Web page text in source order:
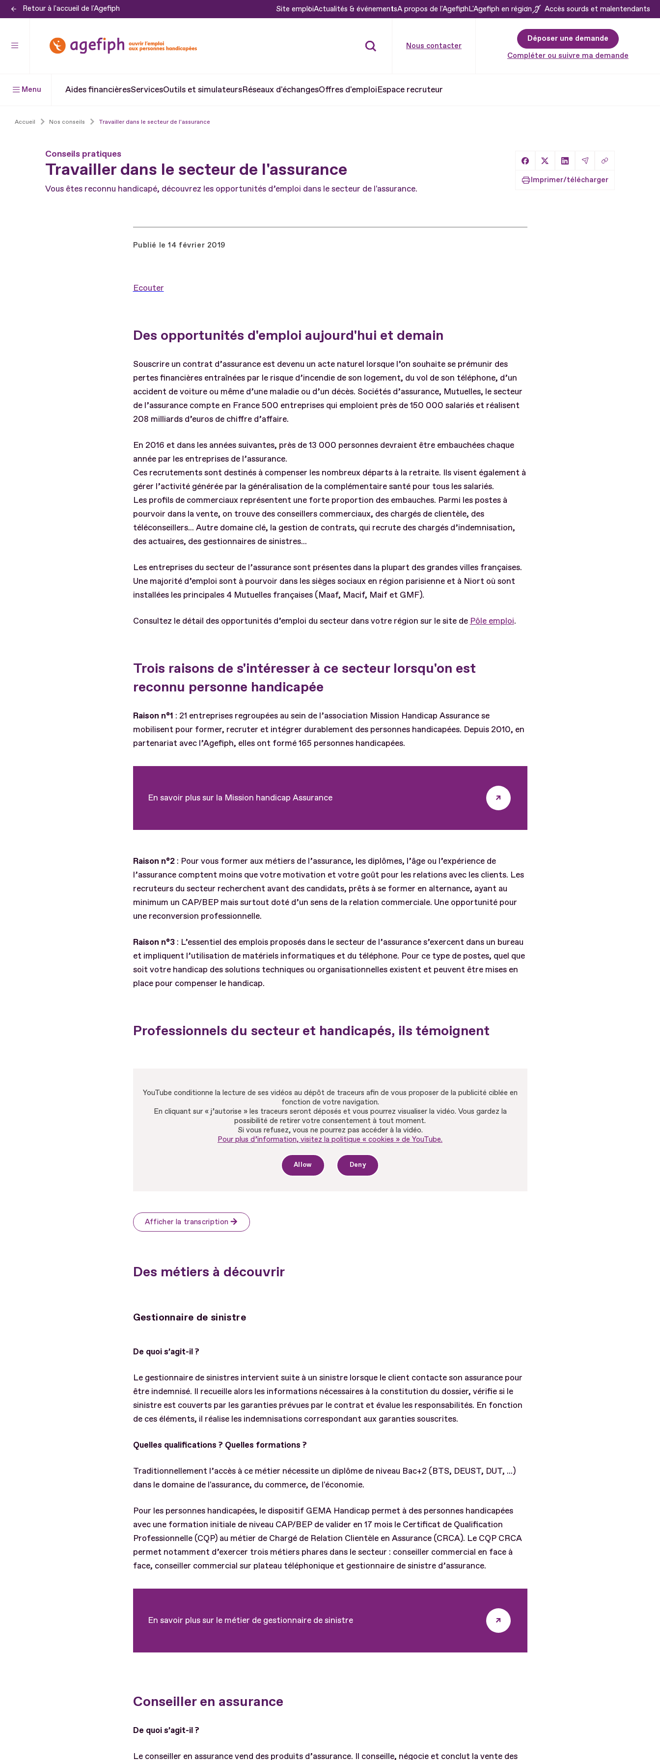
Aller
contenu
Retour à l'accueil de l'Agefiph Site emploiActualités & événementsA propos de l'AgefiphL'Agefiph en région Accès sourds et malentendants
Nous contacter
Déposer une demande
Compléter ou suivre ma demande
Menu Aides financièresServicesOutils et simulateursRéseaux d'échangesOffres d'emploiEspace recruteur
Accueil Nos conseils Travailler dans le secteur de l'assurance
Conseils pratiques
Travailler dans le secteur de l'assurance
Vous êtes reconnu handicapé, découvrez les opportunités d’emploi dans le secteur de l'assurance.
Partager sur Facebook
Partager sur X
Partager sur LinkedIn
Partager par Email
Copier le lien
Imprimer/télécharger
Publié le 14 février 2019
Ecouter
Des opportunités d'emploi aujourd'hui et demain
Souscrire un contrat d’assurance est devenu un acte naturel lorsque l’on souhaite se prémunir des
pertes financières entraînées par le risque d’incendie de son logement, du vol de son téléphone, d’un
accident de voiture ou même d’une maladie ou d’un décès. Sociétés d’assurance, Mutuelles, le secteur
de l’assurance compte en France 500 entreprises qui emploient près de 150 000 salariés et réalisent
208 milliards d’euros de chiffre d’affaire.
En 2016 et dans les années suivantes, près de 13 000 personnes devraient être embauchées chaque
année par les entreprises de l’assurance.
Ces recrutements sont destinés à compenser les nombreux départs à la retraite. Ils visent également à
gérer l’activité générée par la généralisation de la complémentaire santé pour tous les salariés.
Les profils de commerciaux représentent une forte proportion des embauches. Parmi les postes à
pourvoir dans la vente, on trouve des conseillers commerciaux, des chargés de clientèle, des
téléconseillers... Autre domaine clé, la gestion de contrats, qui recrute des chargés d’indemnisation,
des actuaires, des gestionnaires de sinistres...
Les entreprises du secteur de l’assurance sont présentes dans la plupart des grandes villes françaises.
Une majorité d’emploi sont à pourvoir dans les sièges sociaux en région parisienne et à Niort où sont
installées les principales 4 Mutuelles françaises (Maaf, Macif, Maif et GMF).
Consultez le détail des opportunités d’emploi du secteur dans votre région sur le site de Pôle emploi.
Trois raisons de s'intéresser à ce secteur lorsqu'on est
reconnu personne handicapée
Raison n°1 : 21 entreprises regroupées au sein de l’association Mission Handicap Assurance se
mobilisent pour former, recruter et intégrer durablement des personnes handicapées. Depuis 2010, en
partenariat avec l’Agefiph, elles ont formé 165 personnes handicapées.
En savoir plus sur la Mission handicap Assurance
Raison n°2: Pour vous former aux métiers de l’assurance, les diplômes, l’âge ou l’expérience de
l’assurance comptent moins que votre motivation et votre goût pour les relations avec les clients. Les
recruteurs du secteur recherchent avant des candidats, prêts à se former en alternance, ayant au
minimum un CAP/BEP mais surtout doté d’un sens de la relation commerciale. Une opportunité pour
une reconversion professionnelle.
Raison n°3 : L’essentiel des emplois proposés dans le secteur de l’assurance s’exercent dans un bureau
et impliquent l’utilisation de matériels informatiques et du téléphone. Pour ce type de postes, quel que
soit votre handicap des solutions techniques ou organisationnelles existent et peuvent être mises en
place pour compenser le handicap.
Professionnels du secteur et handicapés, ils témoignent
YouTube conditionne la lecture de ses vidéos au dépôt de traceurs afin de vous proposer de la publicité ciblée en
fonction de votre navigation.
En cliquant sur « j’autorise » les traceurs seront déposés et vous pourrez visualiser la vidéo. Vous gardez la
possibilité de retirer votre consentement à tout moment.
Si vous refusez, vous ne pourrez pas accéder à la vidéo.
Pour plus d’information, visitez la politique « cookies » de YouTube.
Allow Deny
Afficher la transcription
Des métiers à découvrir
Gestionnaire de sinistre
De quoi s’agit-il ?
Le gestionnaire de sinistres intervient suite à un sinistre lorsque le client contacte son assurance pour
être indemnisé. Il recueille alors les informations nécessaires à la constitution du dossier, vérifie si le
sinistre est couverts par les garanties prévues par le contrat et évalue les responsabilités. En fonction
de ces éléments, il réalise les indemnisations correspondant aux garanties souscrites.
Quelles qualifications ? Quelles formations ?
Traditionnellement l’accès à ce métier nécessite un diplôme de niveau Bac+2 (BTS, DEUST, DUT, ...)
dans le domaine de l'assurance, du commerce, de l'économie.
Pour les personnes handicapées, le dispositif GEMA Handicap permet à des personnes handicapées
avec une formation initiale de niveau CAP/BEP de valider en 17 mois le Certificat de Qualification
Professionnelle (CQP) au métier de Chargé de Relation Clientèle en Assurance (CRCA). Le CQP CRCA
permet notamment d’exercer trois métiers phares dans le secteur : conseiller commercial en face à
face, conseiller commercial sur plateau téléphonique et gestionnaire de sinistre d’assurance.
En savoir plus sur le métier de gestionnaire de sinistre
Conseiller en assurance
De quoi s’agit-il ?
Le conseiller en assurance vend des produits d’assurance. Il conseille, négocie et conclut la vente des